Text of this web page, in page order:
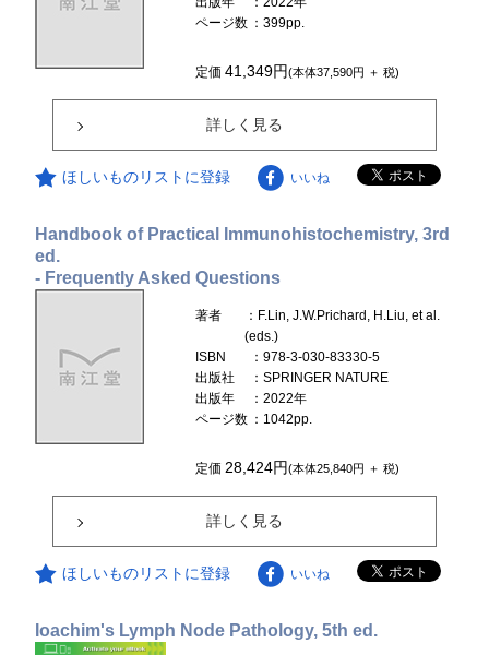
ページ数 ：399pp.
定価41,349円(本体37,590円 ＋ 税)
詳しく見る
ほしいものリストに登録 いいね
Handbook of Practical Immunohistochemistry, 3rd
ed.
- Frequently Asked Questions
著者
：F.Lin, J.W.Prichard, H.Liu, et al.
(eds.)
ISBN
：978-3-030-83330-5
出版社
：SPRINGER NATURE
出版年
：2022年
ページ数 ：1042pp.
定価28,424円(本体25,840円 ＋ 税)
詳しく見る
ほしいものリストに登録 いいね
Ioachim's Lymph Node Pathology, 5th ed.